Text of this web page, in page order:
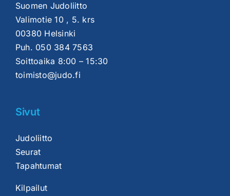
Suomen Judoliitto
Valimotie 10 , 5. krs
00380 Helsinki
Puh. 050 384 7563
Soittoaika 8:00 – 15:30
toimisto@judo.fi
Sivut
Judoliitto
Seurat
Tapahtumat
Kilpailut